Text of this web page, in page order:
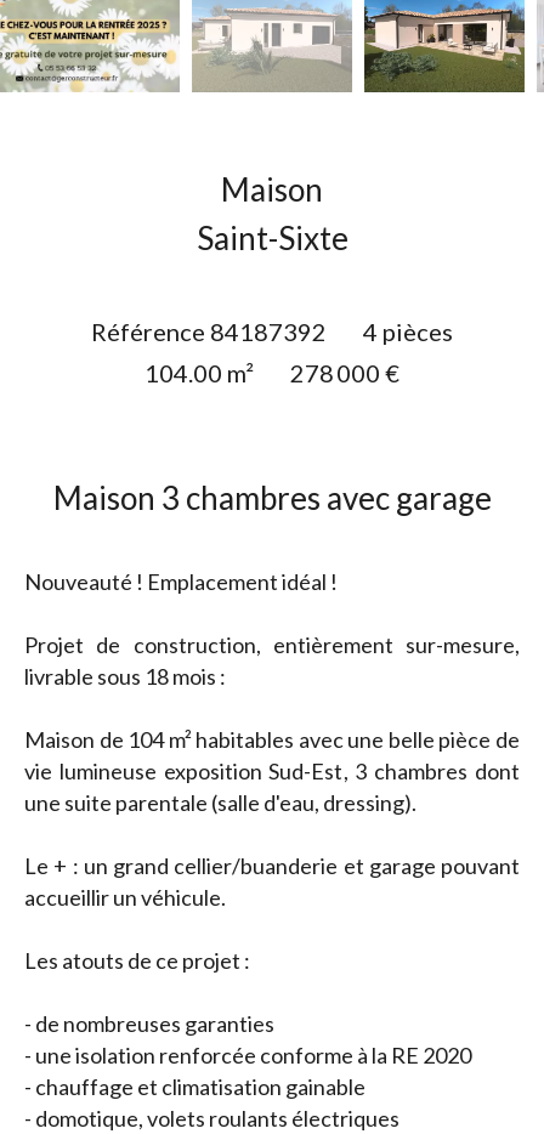
Maison
Saint-Sixte
Référence 84187392
4 pièces
104.00 m² 278 000 €
Maison 3 chambres avec garage
Nouveauté ! Emplacement idéal !
Projet de construction, entièrement sur-mesure,
livrable sous 18 mois :
Maison de 104 m² habitables avec une belle pièce de
vie lumineuse exposition Sud-Est, 3 chambres dont
une suite parentale (salle d'eau, dressing).
Le + : un grand cellier/buanderie et garage pouvant
accueillir un véhicule.
Les atouts de ce projet :
- de nombreuses garanties
- une isolation renforcée conforme à la RE 2020
- chauffage et climatisation gainable
- domotique, volets roulants électriques